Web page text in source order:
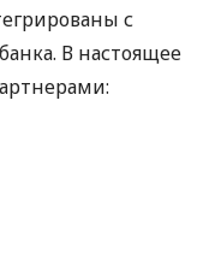
с
В настоящее